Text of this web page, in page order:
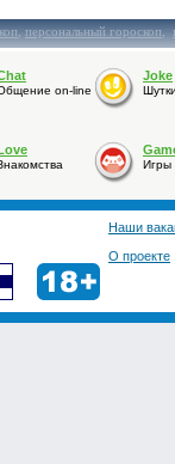
,персональный гороскоп,
on-line
Joke
Игры
Наши
О проекте